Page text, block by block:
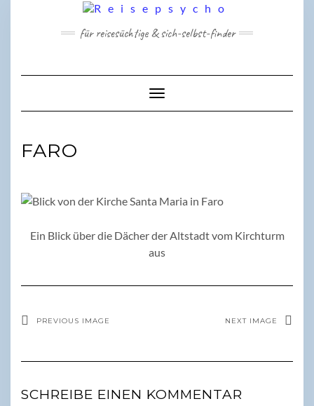
für reisesüchtige & sich-selbst-finder
Toggle Navigation
FARO
Ein Blick über die Dächer der Altstadt vom Kirchturm
aus
PREVIOUS IMAGE NEXT IMAGE
SCHREIBE EINEN KOMMENTAR